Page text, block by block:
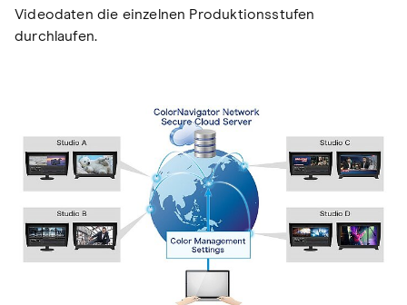
Videodaten die einzelnen Produktionsstufen
durchlaufen.